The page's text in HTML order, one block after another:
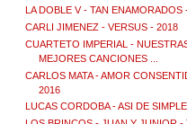
LA DOBLE V - TAN ENAMORADOS
CARLI JIMENEZ - VERSUS - 2018
CUARTETO IMPERIAL -
MEJORES CANCIONES ...
CARLOS MATA - AMOR
2016
LUCAS CORDOBA - ASI DE